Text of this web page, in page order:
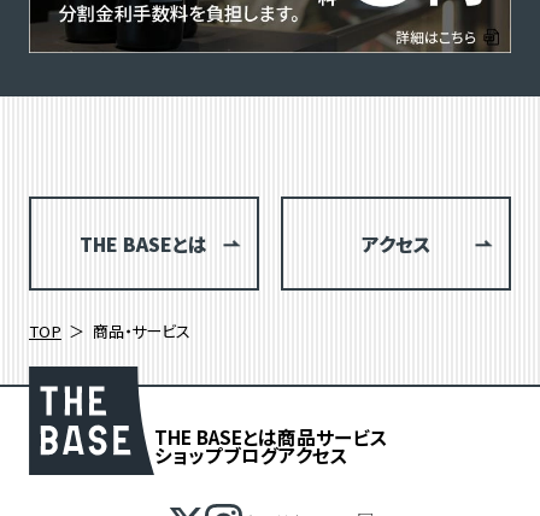
THE BASEとは アクセス
TOP 商品・サービス
THE BASEとは商品サービス
ショップブログアクセス